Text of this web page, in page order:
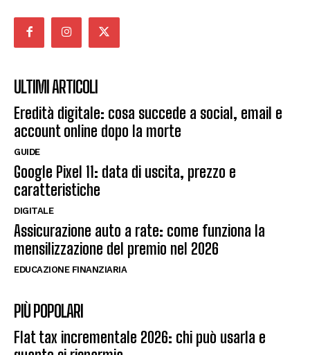
ULTIMI ARTICOLI
Eredità digitale: cosa succede a social, email e
account online dopo la morte
GUIDE
Google Pixel 11: data di uscita, prezzo e
caratteristiche
DIGITALE
Assicurazione auto a rate: come funziona la
mensilizzazione del premio nel 2026
EDUCAZIONE FINANZIARIA
PIÙ POPOLARI
Flat tax incrementale 2026: chi può usarla e